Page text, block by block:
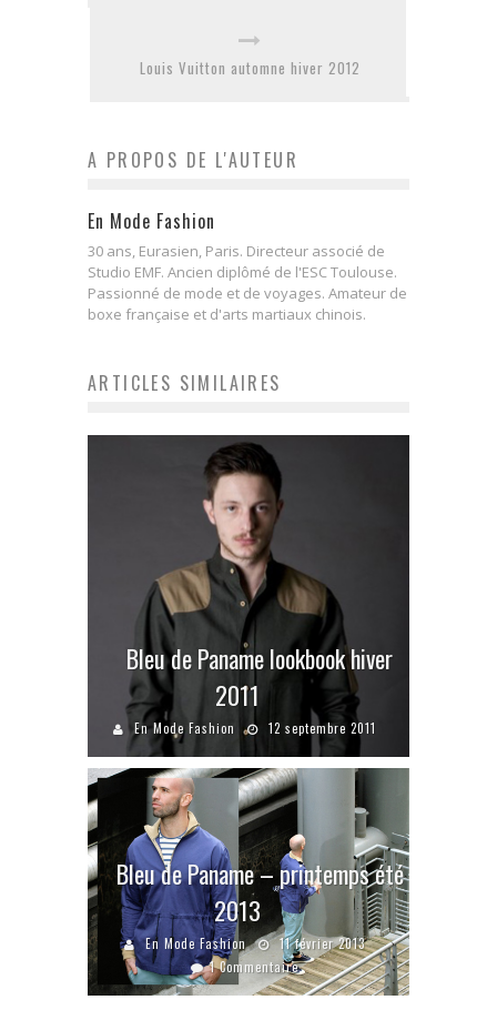
Louis Vuitton automne hiver 2012
A PROPOS DE L'AUTEUR
En Mode Fashion
30 ans, Eurasien, Paris. Directeur associé de
Studio EMF. Ancien diplômé de l'ESC Toulouse.
Passionné de mode et de voyages. Amateur de
boxe française et d'arts martiaux chinois.
ARTICLES SIMILAIRES
Bleu de Paname lookbook hiver
2011
En Mode Fashion 12 septembre 2011
Bleu de Paname – printemps été
2013
En Mode Fashion
11 février 2013
1 Commentaire